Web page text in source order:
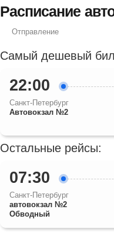
Расписание
Отправление
Самый дешевый
22:00
Санкт-Петербург
Автовокзал №2
Остальные рейсы:
07:30
Санкт-Петербург
автовокзал №2
Обводный